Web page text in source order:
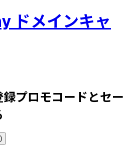
ドメインキャ
プロモコードとセー
)